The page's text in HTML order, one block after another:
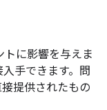
トに影響を与えま
手できます。問
提供されたもの